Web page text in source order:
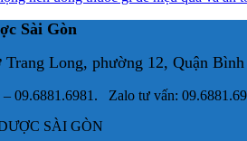
Sài Gòn
Long, phường 12, Quận
09.6881.6981. Zalo tư vấn:
SÀI GÒN